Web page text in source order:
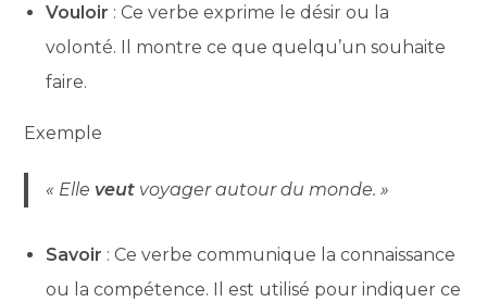
Vouloir : Ce verbe exprime le désir ou la
volonté. Il montre ce que quelqu’un souhaite
faire.
Exemple
« Elle veut voyager autour du monde. »
Savoir : Ce verbe communique la connaissance
ou la compétence. Il est utilisé pour indiquer ce